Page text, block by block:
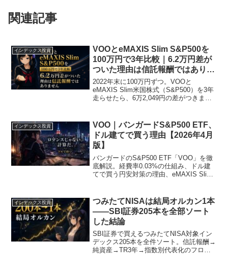
関連記事
インデックス投資
VOOとeMAXIS Slim S&P500を
100万円で3年比較｜6.2万円差が
ついた理由は信託報酬ではありま
せん
2022年末に100万円ずつ。VOOと
eMAXIS Slim米国株式（S&P500）を3年
走らせたら、6万2,049円の差がつきまし
インデックス投資
VOO｜バンガードS&P500 ETF、
ドル建てで買う理由【2026年4月
版】
バンガードのS&P500 ETF「VOO」を徹
底解説。経費率0.03%の仕組み、ドル建
てで買う円安対策の理由、eMAXIS Slim
インデックス投資
つみたてNISAは結局オルカン1本
——SBI証券205本を全部ソート
した結論
SBI証券で買えるつみたてNISA対象イン
デックス205本を全件ソート。信託報酬→
純資産→TR3年→指数別代表化のフロー